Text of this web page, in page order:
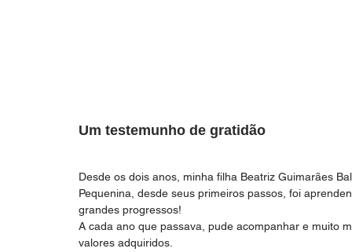
Um testemunho de gratidão
Desde os dois anos, minha filha Beatriz Guimarães
Pequenina, desde seus primeiros passos, foi
grandes progressos!
A cada ano que passava, pude acompanhar e muito
valores adquiridos.